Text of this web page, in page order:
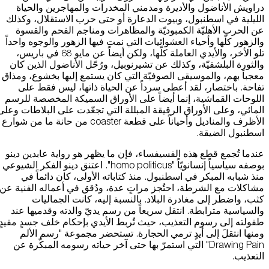
دراويش الأناضول والأديرة ومدمني المخدرات والمهاجرين والحياة
الليلية في اسطنبول، وبيوت الدعارة أو حتى حرب الاستقلال، وكذلك
عن الحرب الأهليّة الكمبوديّة والمظاهرات ومناجم الفحم والقسوة
والزهور كلّها وأحياء العشوائيات التي نمت فيها الزهور والوجوه واحداً
تلو الأخر، والأيدي العاملة كلّها، ولكن أيضاً عن مايو 68 في باريس،
والثورة البلشفيّة، وكذلك عن تشيرنوبيل، ورُحّل الأناضول الذين كان
معجباً بهم، والموسيقى الصوفيّة التي كان يستمع إليها بخشوع، ومذاق
تفاحة. باختصار، لقد أعطى سرداً عن الحياة ذاتها، ليس فقط على
اللوحات القماشية، إنما أيضاً على الأوراق السميكة المخصصة للرسم
المائي، وعلى الأوراق الرقيقة المبللة التي تجعّدت على البلاطات
الأظرف والمناديل وأحياناً على قطعة coaster من حانة ما من شوارع
اسطنبول الضيقة.
عندما تُجمع قطع هذه الفسيفساء، فإن ما يظهر هو رواية عابدين دينو
بوصفه سياسياً إنسانويّاً "homo politicus". اعتنق دينو الفكر الشيوعي
منذ شبابه المبكر في اسطنبول. منذ كتاباته الأولى، كان دائماً في
مشاكلات مع الشرطة، احتُجز مراتٍ عدة، ودُقق في أعماله الفنية عن
كثب، واضطر إلى مغادرة البلاد. بالنسبة إليه، كانت الجماليات
والسياسية مترابطة. انتقل سريعاً من رسم يديّ والدته وقدميها عند
طفولته إلى رسوم التعذيب، حيث تُربط الأيدي بإحكام خلف جسدٍ
ومنها انتقلَ إلى أيدٍ ترمي الحجارة. تستحضر مجموعة "رسم الألم
Drawing Pain" التي استمرّ بها حتى آخر حياته رسومه المبكّرة عن
التعذيب.